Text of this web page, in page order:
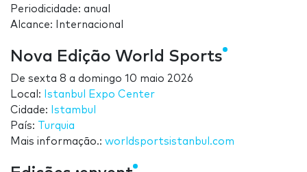
Periodicidade: anual
Alcance: Internacional
Nova Edição World Sports
De sexta 8 a domingo 10 maio 2026
Local:
Istanbul Expo Center
Cidade:
Istambul
País:
Turquia
Mais informação.: worldsportsistanbul.com